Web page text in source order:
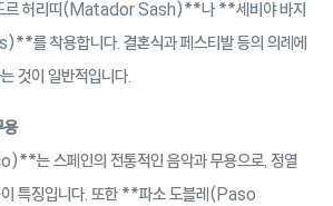
르 허리띠(Matador Sash)**나 **세비야 바지
착용합니다. 결혼식과 페스티발 등의 의례에
것이 일반적입니다.
용
는 스페인의 전통적인 음악과 무용으로, 정열
이 특징입니다. 또한 **파소 도블레(Paso